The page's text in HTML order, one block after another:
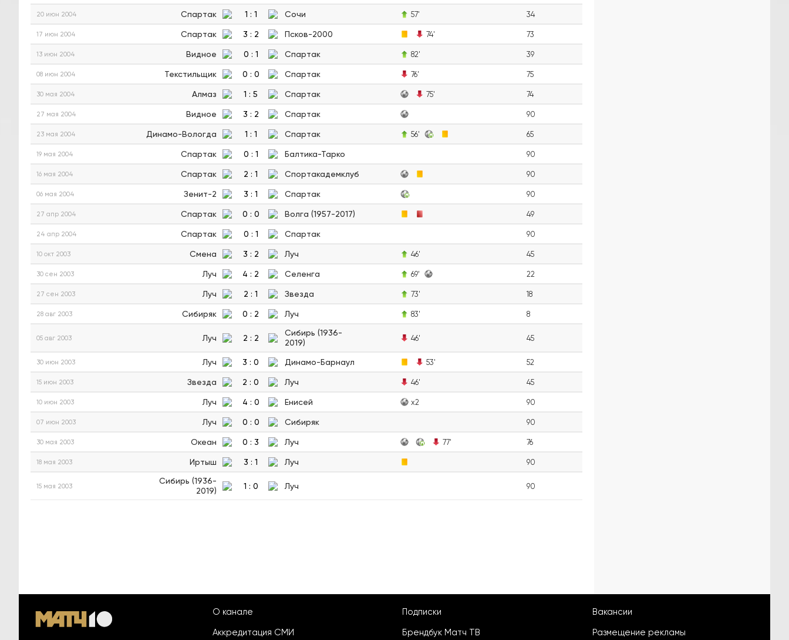
20 июн 2004 Спартак 1 : 1 Сочи 57' 34
17 июн 2004 Спартак 3 : 2 Псков-2000 74' 73
13 июн 2004 Видное 0 : 1 Спартак 82' 39
08 июн 2004 Текстильщик 0 : 0 Спартак 76' 75
30 мая 2004 Алмаз 1 : 5 Спартак 75' 74
27 мая 2004 Видное 3 : 2 Спартак 90
23 мая 2004 Динамо-Вологда 1 : 1 Спартак 56' 65
19 мая 2004 Спартак 0 : 1 Балтика-Тарко 90
16 мая 2004 Спартак 2 : 1 Спортакадемклуб 90
06 мая 2004 Зенит-2 3 : 1 Спартак 90
27 апр 2004 Спартак 0 : 0 Волга (1957-2017) 49
24 апр 2004 Спартак 0 : 1 Спартак 90
10 окт 2003 Смена 3 : 2 Луч 46' 45
30 сен 2003 Луч 4 : 2 Селенга 69' 22
27 сен 2003 Луч 2 : 1 Звезда 73' 18
28 авг 2003 Сибиряк 0 : 2 Луч 83' 8
05 авг 2003 Луч 2 : 2
Сибирь (1936-
2019)
46' 45
30 июн 2003 Луч 3 : 0 Динамо-Барнаул 53' 52
15 июн 2003 Звезда 2 : 0 Луч 46' 45
10 июн 2003 Луч 4 : 0 Енисей x2 90
07 июн 2003 Луч 0 : 0 Сибиряк 90
30 мая 2003 Океан 0 : 3 Луч 77' 76
18 мая 2003 Иртыш 3 : 1 Луч 90
15 мая 2003
Сибирь (1936-
2019)
1 : 0 Луч 90
О канале
Аккредитация СМИ
Подписки
Брендбук Матч ТВ
Вакансии
Размещение рекламы